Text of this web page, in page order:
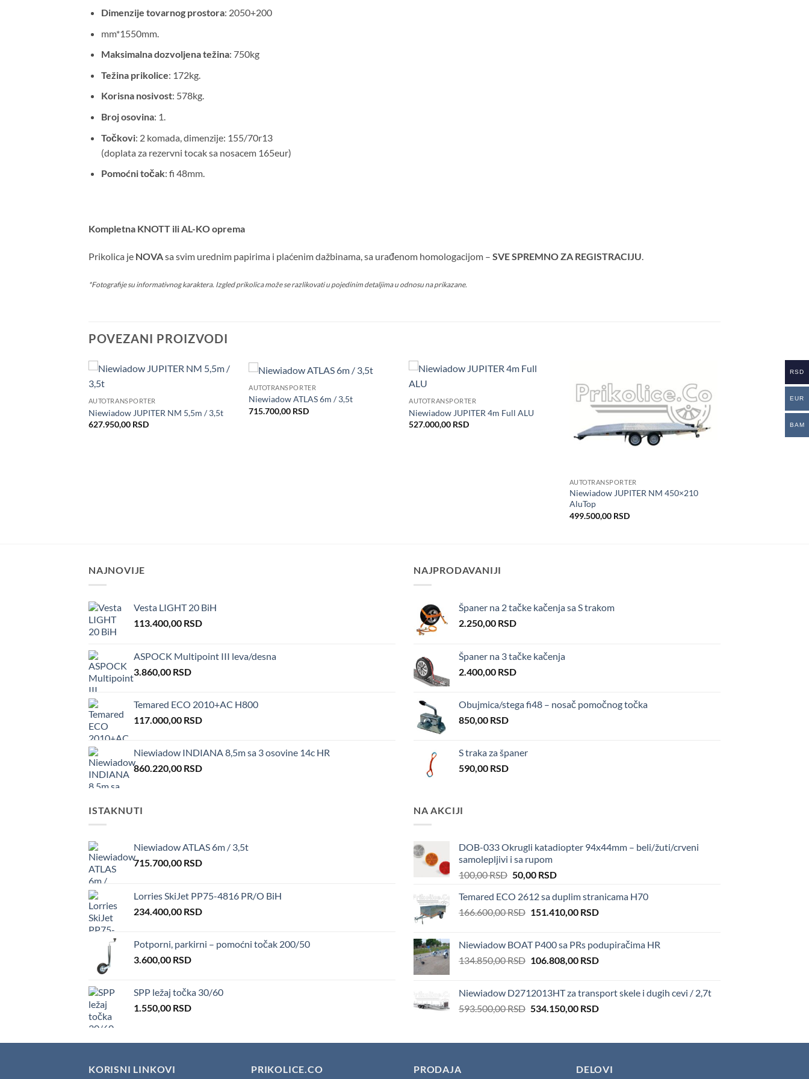
Dimenzije tovarnog prostora: 2050+200
mm*1550mm.
Maksimalna dozvoljena težina: 750kg
Težina prikolice: 172kg.
Korisna nosivost: 578kg.
Broj osovina: 1.
Točkovi: 2 komada, dimenzije: 155/70r13
(doplata za rezervni tocak sa nosacem 165eur)
Pomoćni točak: fi 48mm.
Kompletna KNOTT ili AL-KO oprema
Prikolica je NOVAsa svim urednim papirima i plaćenim dažbinama, sa urađenom homologacijom – SVE SPREMNO ZA REGISTRACIJU
*Fotografije su informativnog karaktera. Izgled prikolica može se razlikovati u pojedinim detaljima u odnosu na prikazane.
POVEZANI PROIZVODI
želja
AUTOTRANSPORTER
Niewiadow JUPITER NM 5,5m / 3,5t
627.950,00 RSD
AUTOTRANSPORTER
Niewiadow ATLAS 6m / 3,5t
715.700,00 RSD
želja
AUTOTRANSPORTER
Niewiadow JUPITER 4m Full ALU
527.000,00 RSD
Dodaj
u listu
želja
AUTOTRANSPORTER
Niewiadow JUPITER NM 450×210
AluTop
499.500,00 RSD
NAJNOVIJE
Vesta LIGHT 20 BiH
113.400,00 RSD
ASPOCK Multipoint III leva/desna
3.860,00 RSD
Temared ECO 2010+AC H800
117.000,00 RSD
Niewiadow INDIANA 8,5m sa 3 osovine 14c HR
860.220,00 RSD
NAJPRODAVANIJI
Španer na 2 tačke kačenja sa S trakom
2.250,00 RSD
Španer na 3 tačke kačenja
2.400,00 RSD
Obujmica/stega fi48 – nosač pomočnog točka
850,00 RSD
S traka za španer
590,00 RSD
ISTAKNUTI
Niewiadow ATLAS 6m / 3,5t
715.700,00 RSD
Lorries SkiJet PP75-4816 PR/O BiH
234.400,00 RSD
Potporni, parkirni – pomoćni točak 200/50
3.600,00 RSD
SPP ležaj točka 30/60
1.550,00 RSD
NA AKCIJI
DOB-033 Okrugli katadiopter 94x44mm – beli/žuti/crveni
samolepljivi i sa rupom
100,00RSD Original
was:
100,00 RSD.
50,00 RSDCurrent
is:
50,00 RSD.
Temared ECO 2612 sa duplim stranicama H70
166.600,00RSD Original
166.600,00 RSD.
151.410,00 RSDCurrent
151.410,00 RSD.
Niewiadow BOAT P400 sa PRs podupiračima HR
134.850,00RSD Original
134.850,00 RSD.
106.808,00 RSDCurrent
106.808,00 RSD.
Niewiadow D2712013HT za transport skele i dugih cevi / 2,7t
593.500,00RSD Original
593.500,00 RSD.
534.150,00 RSDCurrent
534.150,00 RSD.
KORISNI LINKOVI PRIKOLICE.CO PRODAJA DELOVI
RSD
EUR
BAM